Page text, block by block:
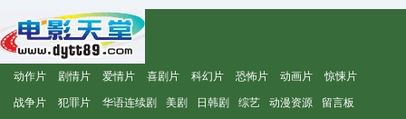
动作片 剧情片 爱情片 喜剧片 科幻片 恐怖片 动画片 惊悚片
战争片 犯罪片 华语连续剧 美剧 日韩剧 综艺 动漫资源 留言板